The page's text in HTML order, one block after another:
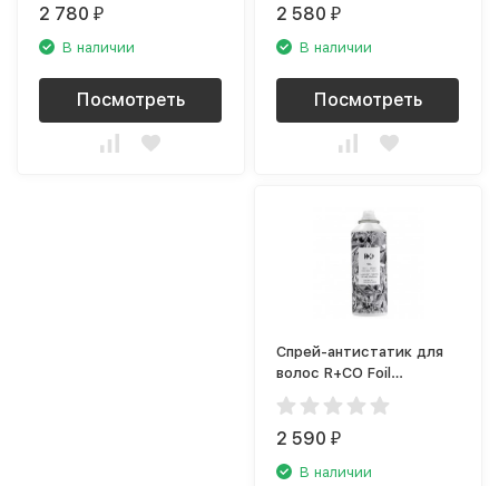
2 780₽
В наличии
Посмотреть
2 580₽
В наличии
Посмотреть
Спрей-антистатик для
волос R+CO Foil
R1ASFOI05A1
2 590₽
В наличии